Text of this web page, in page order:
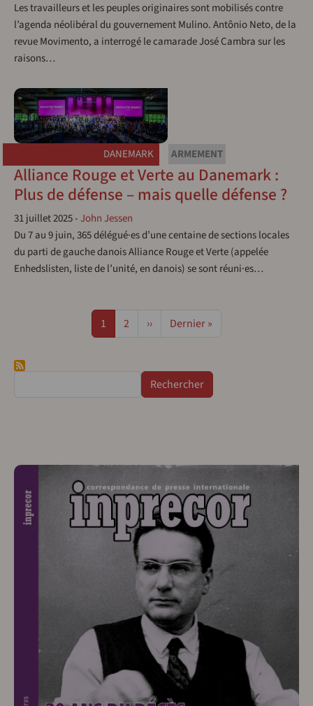
Les travailleurs et les peuples originaires sont mobilisés contre
l’agenda néolibéral du gouvernement Mulino. Antônio Neto, de la
revue Movimento, a interrogé le camarade José Cambra sur les
raisons…
DANEMARK ARMEMENT
Alliance Rouge et Verte au Danemark :
Plus de défense – mais quelle défense ?
31 juillet 2025-John Jessen
Du 7 au 9 juin, 365 délégué·es d’une centaine de sections locales
du parti de gauche danois Alliance Rouge et Verte (appelée
Enhedslisten, liste de l’unité, en danois) se sont réuni·es…
Page
1 Page
2 Page suivante
›› Dernière page
Dernier »